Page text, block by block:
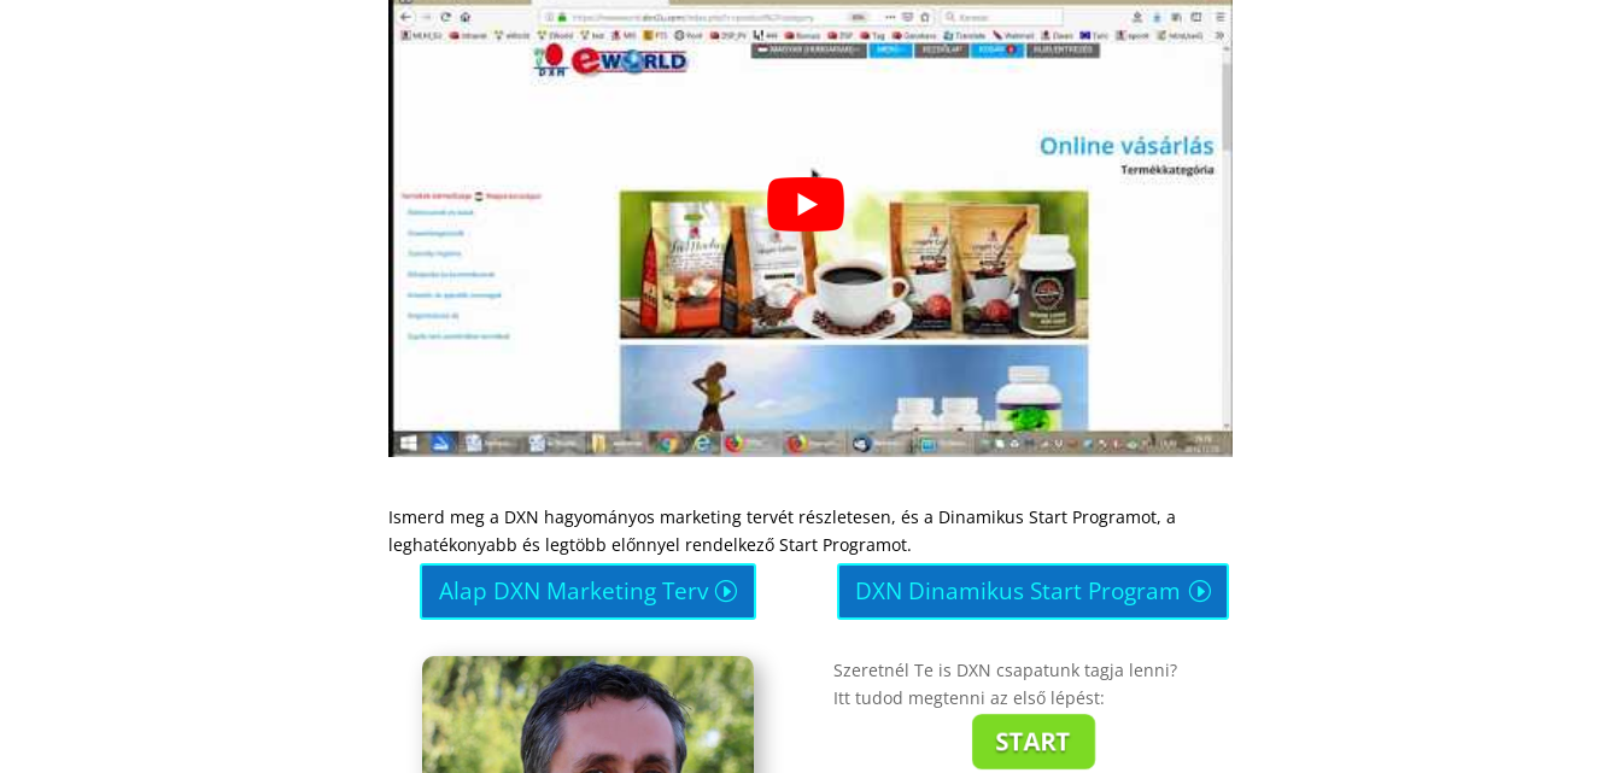
Ismerd meg a DXN hagyományos marketing tervét részletesen, és a Dinamikus Start Programot, a
leghatékonyabb és legtöbb előnnyel rendelkező Start Programot.
Alap DXN Marketing Terv DXN Dinamikus Start Program
Szeretnél Te is DXN csapatunk tagja lenni?
Itt tudod megtenni az első lépést:
START